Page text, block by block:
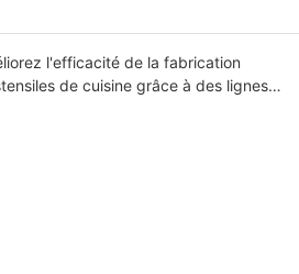
l'efficacité de la fabrication
de cuisine grâce à des lignes